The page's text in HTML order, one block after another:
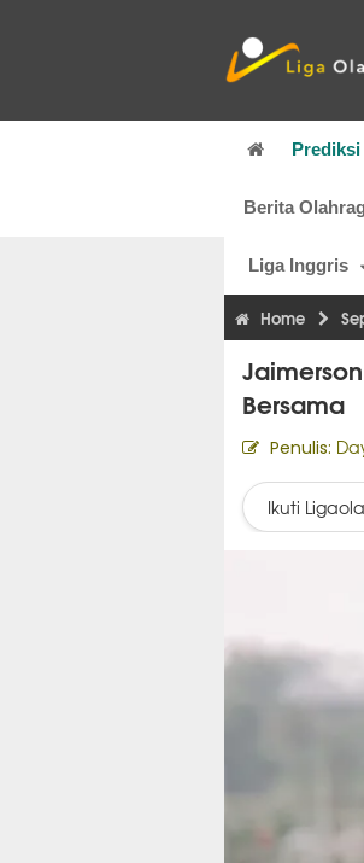
Prediksi
Berita
Liga Inggris
Home
Bersama
Penulis:
Ikuti